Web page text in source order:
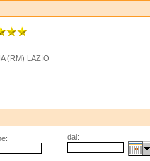
(RM) LAZIO
dal: